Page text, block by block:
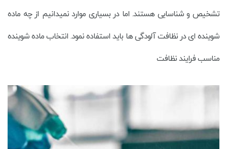
تشخیص و شناسایی هستند. اما در بسیاری موارد نمیدانیم از چه ماده
شوینده ای در نظافت آلودگی ها باید استفاده نمود. انتخاب ماده شوینده
مناسب فرایند نظافت